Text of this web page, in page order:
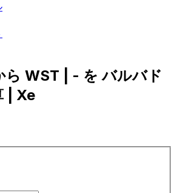
WST | - を バルバド
| Xe